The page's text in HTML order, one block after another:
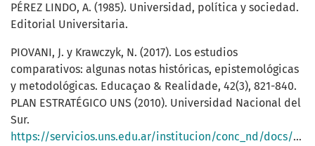
PÉREZ LINDO, A. (1985). Universidad, política y sociedad.
Editorial Universitaria.
PIOVANI, J. y Krawczyk, N. (2017). Los estudios
comparativos: algunas notas históricas, epistemológicas
y metodológicas. Educaçao & Realidade, 42(3), 821-840.
PLAN ESTRATÉGICO UNS (2010). Universidad Nacional del
Sur.
https://servicios.uns.edu.ar/institucion/conc_nd/docs/